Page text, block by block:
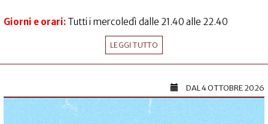
Giorni e orari: Tutti i mercoledì dalle 21.40 alle 22.40
LEGGI TUTTO
DAL4 OTTOBRE 2026